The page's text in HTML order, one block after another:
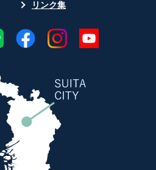
リンク集